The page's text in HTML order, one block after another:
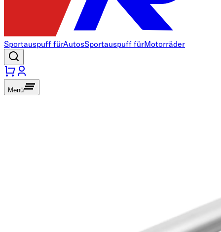
Sportauspuff fürAutosSportauspuff fürMotorräder
Menü